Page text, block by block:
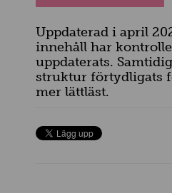
Uppdaterad i april
innehåll har
uppdaterats.
struktur förtydligats
mer lättläst.